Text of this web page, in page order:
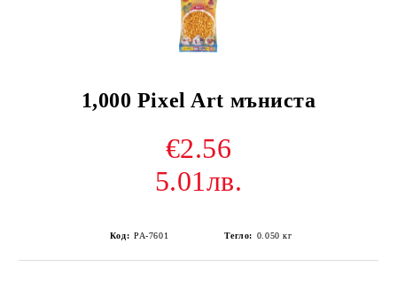
1,000 Pixel Art мъниста
€2.56
5.01лв.
Код: PA-7601 Тегло: 0.050 кг